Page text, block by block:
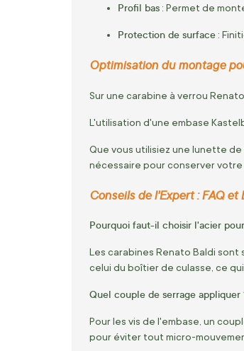
Profil bas : Permet de
Protection de surface :
Optimisation du montage
Sur une carabine à verrou
L'utilisation d'une embase
Que vous utilisiez une lunette
nécessaire pour conserver
Conseils de l'Expert : FAQ et
Pourquoi faut-il choisir l'acier
Les carabines Renato Baldi
celui du boîtier de culasse, ce
Quel couple de serrage appliquer
Pour les vis de l'embase, un
pour éviter tout micro-